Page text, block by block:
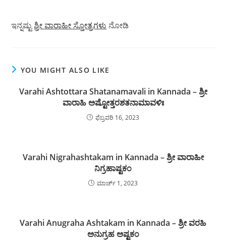
ಇನ್ನಷ್ಟುಶ್ರೀ ವಾರಾಹೀ ಸ್ತೋತ್ರಗಳು ನೋಡಿ
YOU MIGHT ALSO LIKE
Varahi Ashtottara Shatanamavali in Kannada – ಶ್ರೀ
ವಾರಾಹಿ ಅಷ್ಟೋತ್ತರಶತನಾಮಾವಳಿಃ
ಫೆಬ್ರವರಿ 16, 2023
Varahi Nigrahashtakam in Kannada – ಶ್ರೀ ವಾರಾಹೀ
ನಿಗ್ರಹಾಷ್ಟಕಂ
ಮಾರ್ಚ್ 1, 2023
Varahi Anugraha Ashtakam in Kannada – ಶ್ರೀ ವರಹಿ
ಅನುಗ್ರಹ ಅಷ್ಟಕಂ